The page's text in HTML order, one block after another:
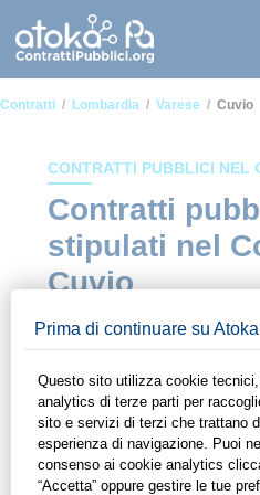
Contratti Lombardia Varese Cuvio
CONTRATTI PUBBLICI NEL
Contratti
stipulati nel
Cuvio
ad alcuni dei contratti presenti
ContrattiPubblici.org potrai
contratti pubblici di tuo interesse e
commerciale con le Pubbliche
anticipo. Il servizio di
giorni di prova gratuiti per avere
consultare tutti i dati inerenti ai